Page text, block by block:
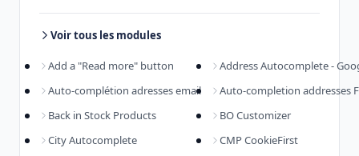
Voir tous les modules
Add a "Read more" button
Address Autocomplete -
Auto-complétion adresses email
Auto-completion addresses
Back in Stock Products
BO Customizer
City Autocomplete
CMP CookieFirst